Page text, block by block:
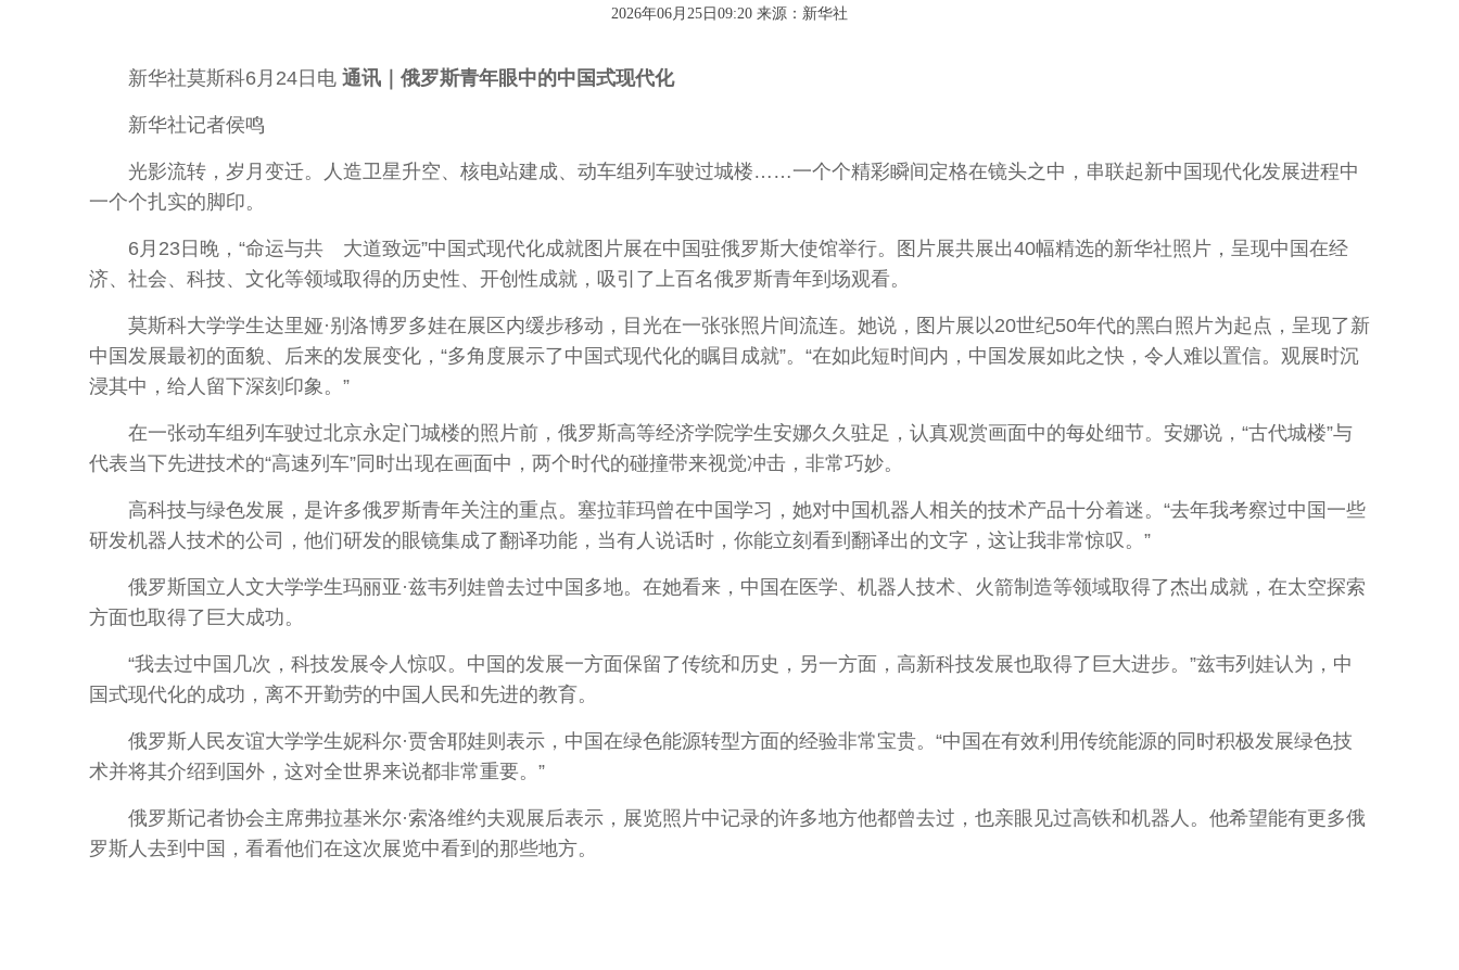
2026年06月25日09:20 来源： 新华社
新华社莫斯科6月24日电 通讯｜俄罗斯青年眼中的中国式现代化
新华社记者侯鸣
光影流转，岁月变迁。人造卫星升空、核电站建成、动车组列车驶过城楼……一个个精彩瞬间定格在镜头之中，串联起新中国现代化发展进程中
一个个扎实的脚印。
6月23日晚，“命运与共 大道致远”中国式现代化成就图片展在中国驻俄罗斯大使馆举行。图片展共展出40幅精选的新华社照片，呈现中国在经
济、社会、科技、文化等领域取得的历史性、开创性成就，吸引了上百名俄罗斯青年到场观看。
莫斯科大学学生达里娅·别洛博罗多娃在展区内缓步移动，目光在一张张照片间流连。她说，图片展以20世纪50年代的黑白照片为起点，呈现了新
中国发展最初的面貌、后来的发展变化，“多角度展示了中国式现代化的瞩目成就”。“在如此短时间内，中国发展如此之快，令人难以置信。观展时沉
浸其中，给人留下深刻印象。”
在一张动车组列车驶过北京永定门城楼的照片前，俄罗斯高等经济学院学生安娜久久驻足，认真观赏画面中的每处细节。安娜说，“古代城楼”与
代表当下先进技术的“高速列车”同时出现在画面中，两个时代的碰撞带来视觉冲击，非常巧妙。
高科技与绿色发展，是许多俄罗斯青年关注的重点。塞拉菲玛曾在中国学习，她对中国机器人相关的技术产品十分着迷。“去年我考察过中国一些
研发机器人技术的公司，他们研发的眼镜集成了翻译功能，当有人说话时，你能立刻看到翻译出的文字，这让我非常惊叹。”
俄罗斯国立人文大学学生玛丽亚·兹韦列娃曾去过中国多地。在她看来，中国在医学、机器人技术、火箭制造等领域取得了杰出成就，在太空探索
方面也取得了巨大成功。
“我去过中国几次，科技发展令人惊叹。中国的发展一方面保留了传统和历史，另一方面，高新科技发展也取得了巨大进步。”兹韦列娃认为，中
国式现代化的成功，离不开勤劳的中国人民和先进的教育。
俄罗斯人民友谊大学学生妮科尔·贾舍耶娃则表示，中国在绿色能源转型方面的经验非常宝贵。“中国在有效利用传统能源的同时积极发展绿色技
术并将其介绍到国外，这对全世界来说都非常重要。”
俄罗斯记者协会主席弗拉基米尔·索洛维约夫观展后表示，展览照片中记录的许多地方他都曾去过，也亲眼见过高铁和机器人。他希望能有更多俄
罗斯人去到中国，看看他们在这次展览中看到的那些地方。